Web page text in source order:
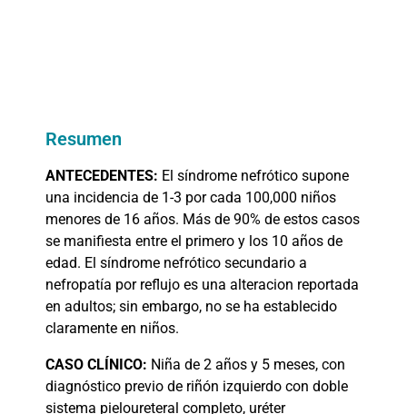
Resumen
ANTECEDENTES: El síndrome nefrótico supone
una incidencia de 1-3 por cada 100,000 niños
menores de 16 años. Más de 90% de estos casos
se manifiesta entre el primero y los 10 años de
edad. El síndrome nefrótico secundario a
nefropatía por reflujo es una alteracion reportada
en adultos; sin embargo, no se ha establecido
claramente en niños.
CASO CLÍNICO: Niña de 2 años y 5 meses, con
diagnóstico previo de riñón izquierdo con doble
sistema pieloureteral completo, uréter